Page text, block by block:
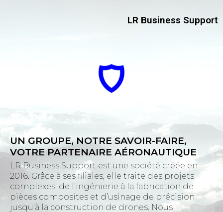
LR Business Support
UN GROUPE, NOTRE SAVOIR-FAIRE,
VOTRE PARTENAIRE AÉRONAUTIQUE
LR Business Support est une société créée en
2016. Grâce à ses filiales, elle traite des projets
complexes, de l’ingénierie à la fabrication de
pièces composites et d’usinage de précision
jusqu’à la construction de drones. Nous